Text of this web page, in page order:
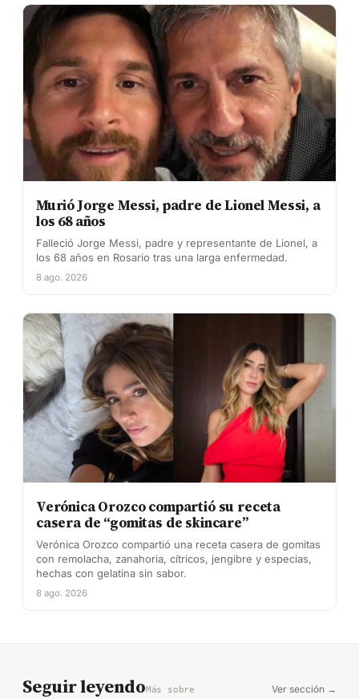
Murió Jorge Messi, padre de Lionel Messi, a
los 68 años
Falleció Jorge Messi, padre y representante de Lionel, a
los 68 años en Rosario tras una larga enfermedad.
8 ago. 2026
Verónica Orozco compartió su receta
casera de “gomitas de skincare”
Verónica Orozco compartió una receta casera de gomitas
con remolacha, zanahoria, cítricos, jengibre y especias,
hechas con gelatina sin sabor.
8 ago. 2026
Seguir leyendoMás sobre Ver sección →